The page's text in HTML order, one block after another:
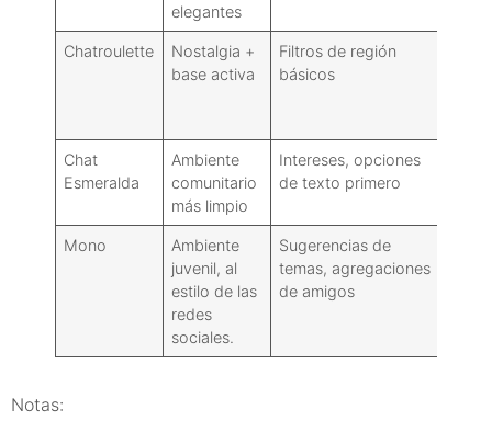
elegantes
Chatroulette
Nostalgia +
base activa
Filtros de región
básicos
Chat
Esmeralda
Ambiente
comunitario
más limpio
Intereses, opciones
de texto primero
Mono
Ambiente
juvenil, al
estilo de las
redes
sociales.
Sugerencias de
temas, agregaciones
de amigos
Notas: